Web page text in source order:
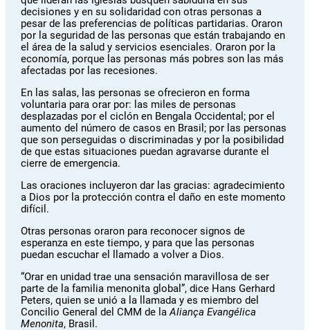
decisiones y en su solidaridad con otras personas a
pesar de las preferencias de políticas partidarias. Oraron
por la seguridad de las personas que están trabajando en
el área de la salud y servicios esenciales. Oraron por la
economía, porque las personas más pobres son las más
afectadas por las recesiones.
En las salas, las personas se ofrecieron en forma
voluntaria para orar por: las miles de personas
desplazadas por el ciclón en Bengala Occidental; por el
aumento del número de casos en Brasil; por las personas
que son perseguidas o discriminadas y por la posibilidad
de que estas situaciones puedan agravarse durante el
cierre de emergencia.
Las oraciones incluyeron dar las gracias: agradecimiento
a Dios por la protección contra el daño en este momento
difícil.
Otras personas oraron para reconocer signos de
esperanza en este tiempo, y para que las personas
puedan escuchar el llamado a volver a Dios.
“Orar en unidad trae una sensación maravillosa de ser
parte de la familia menonita global”, dice Hans Gerhard
Peters, quien se unió a la llamada y es miembro del
Concilio General del CMM de laAliança Evangélica
Menonita, Brasil.